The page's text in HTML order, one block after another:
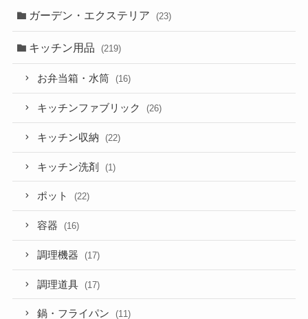
ガーデン・エクステリア (23)
キッチン用品 (219)
お弁当箱・水筒 (16)
キッチンファブリック (26)
キッチン収納 (22)
キッチン洗剤 (1)
ポット (22)
容器 (16)
調理機器 (17)
調理道具 (17)
鍋・フライパン (11)